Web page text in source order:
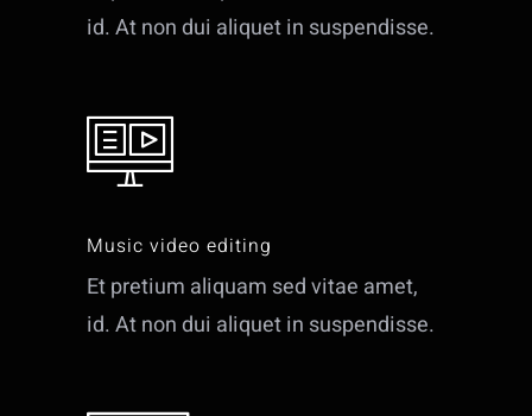
id. At non dui aliquet in suspendisse.
Music video editing
Et pretium aliquam sed vitae amet,
id. At non dui aliquet in suspendisse.